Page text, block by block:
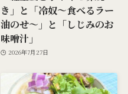
き」と「冷奴～食べるラー
油のせ～」と「しじみのお
味噌汁」
2026年7月27日